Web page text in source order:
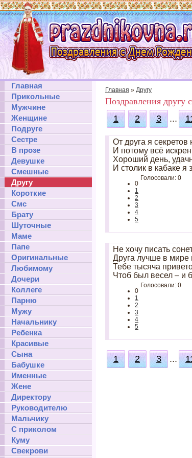
Главная
Прикольные
Мужчине
Женщине
Подруге
Сестре
В прозе
Девушке
Смешные
Другу
Короткие
Смс
Брату
Шуточные
Маме
Папе
Оригинальные
Любимому
Дочери
Коллеге
Парню
Мужу
Начальнику
Ребенка
Красивые
Сына
Бабушке
Именные
Жене
Директору
Руководителю
Мальчику
С приколом
Куму
Свекрови
Главная » Другу
Поздравления другу
1
2 3 ...
От друга я
И потому всё
Хороший день,
И столик в кабаке я
0
1
2
3
4
5
Голосовали: 0
Не хочу писать
Друга лучше в мире
Тебе тысяча
Чтоб был весел – и
0
1
2
3
4
5
Голосовали: 0
1 2 3 ...